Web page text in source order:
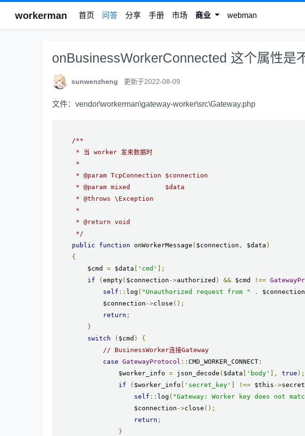
workerman 首页 问答 分享 手册 市场 商业 webman
onBusinessWorkerConnected 这个属性是
sunwenzheng 更新于2022-08-09
文件：vendor\workerman\gateway-worker\src\Gateway.php
/**
     * 当 worker 发来数据时
     *
     * @param TcpConnection $connection
     * @param mixed         $data
     * @throws \Exception
     *
     * @return void
     */
public
function onWorkerMessage ( $connection , $data )
{
        $cmd
= $data 'cmd'
];
if
( empty( $connection ->authorized ) && $cmd !==
self :: log ( "Unauthorized request from " . $connection
            $connection
->close ();
return ;
}
switch
( $cmd )
{
// BusinessWorker连接Gateway
case GatewayProtocol :: CMD_WORKER_CONNECT :
                $worker_info
= json_decode ( $data 'body' ], true );
if
( $worker_info 'secret_key' !== $this ->
self :: log ( "Gateway: Worker key does not
                    $connection
->close ();
return ;
}